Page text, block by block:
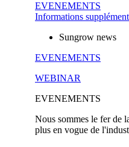
EVENEMENTS
Informations
Sungrow news
EVENEMENTS
WEBINAR
EVENEMENTS
Nous sommes le fer de
plus en vogue de